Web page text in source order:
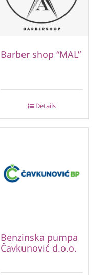
Barber shop “MAL”
Details
Benzinska pumpa
Čavkunović d.o.o.